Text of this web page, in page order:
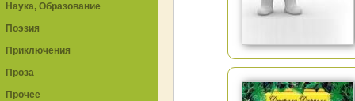
Наука, Образование
Поэзия
Приключения
Проза
Прочее